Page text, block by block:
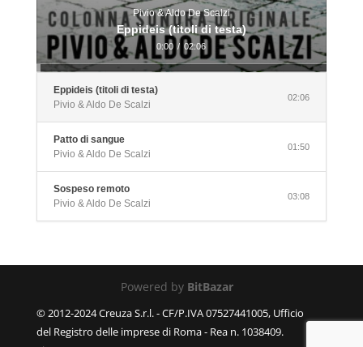
Pivio & Aldo De Scalzi
Eppideis (titoli di testa)
0:00 / 02:06
Eppideis (titoli di testa)
Pivio & Aldo De Scalzi
02:06
Patto di sangue
Pivio & Aldo De Scalzi
01:50
Sospeso remoto
Pivio & Aldo De Scalzi
03:08
Powered by BitBazar
© 2012-2024 Creuza S.r.l. - CF/P.IVA 07527441005, Ufficio
del Registro delle imprese di Roma - Rea n. 1038409.